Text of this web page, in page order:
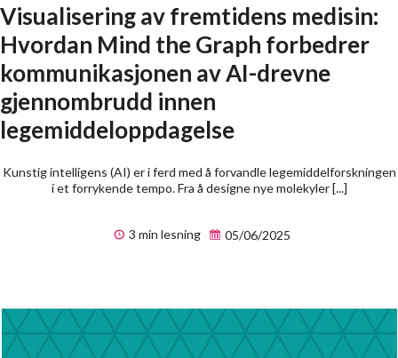
Visualisering av fremtidens medisin:
Hvordan Mind the Graph forbedrer
kommunikasjonen av AI-drevne
gjennombrudd innen
legemiddeloppdagelse
Kunstig intelligens (AI) er i ferd med å forvandle legemiddelforskningen
i et forrykende tempo. Fra å designe nye molekyler [...]
3 min lesning 05/06/2025